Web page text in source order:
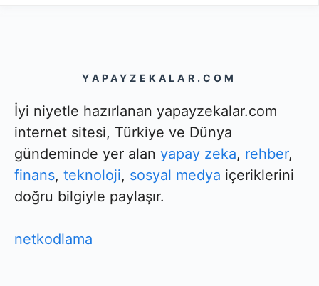
YAPAYZEKALAR.COM
İyi niyetle hazırlanan yapayzekalar.com
internet sitesi, Türkiye ve Dünya
gündeminde yer alan yapay zeka, rehber,
finans, teknoloji, sosyal medya içeriklerini
doğru bilgiyle paylaşır.
netkodlama